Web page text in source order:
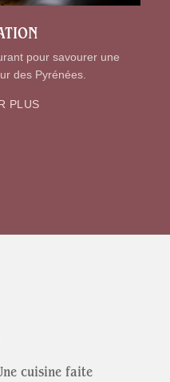
pour savourer une
des Pyrénées.
PLUS
cuisine faite